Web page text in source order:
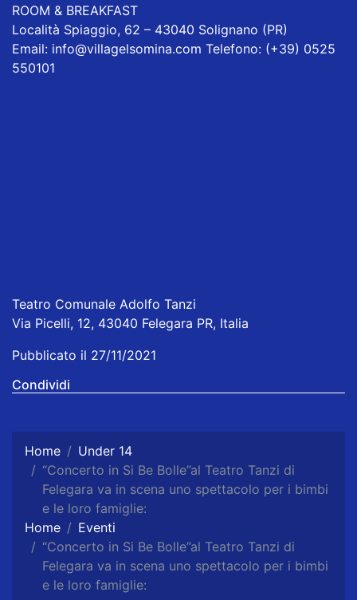
ROOM & BREAKFAST
Località Spiaggio, 62 – 43040 Solignano (PR)
Email: info@villagelsomina.com Telefono: (+39) 0525
550101
Teatro Comunale Adolfo Tanzi
Via Picelli, 12, 43040 Felegara PR, Italia
Pubblicato il 27/11/2021
Condividi
Home
Under 14
“Concerto in Si Be Bolle”al Teatro Tanzi di
Felegara va in scena uno spettacolo per i bimbi
e le loro famiglie:
Home
Eventi
“Concerto in Si Be Bolle”al Teatro Tanzi di
Felegara va in scena uno spettacolo per i bimbi
e le loro famiglie: